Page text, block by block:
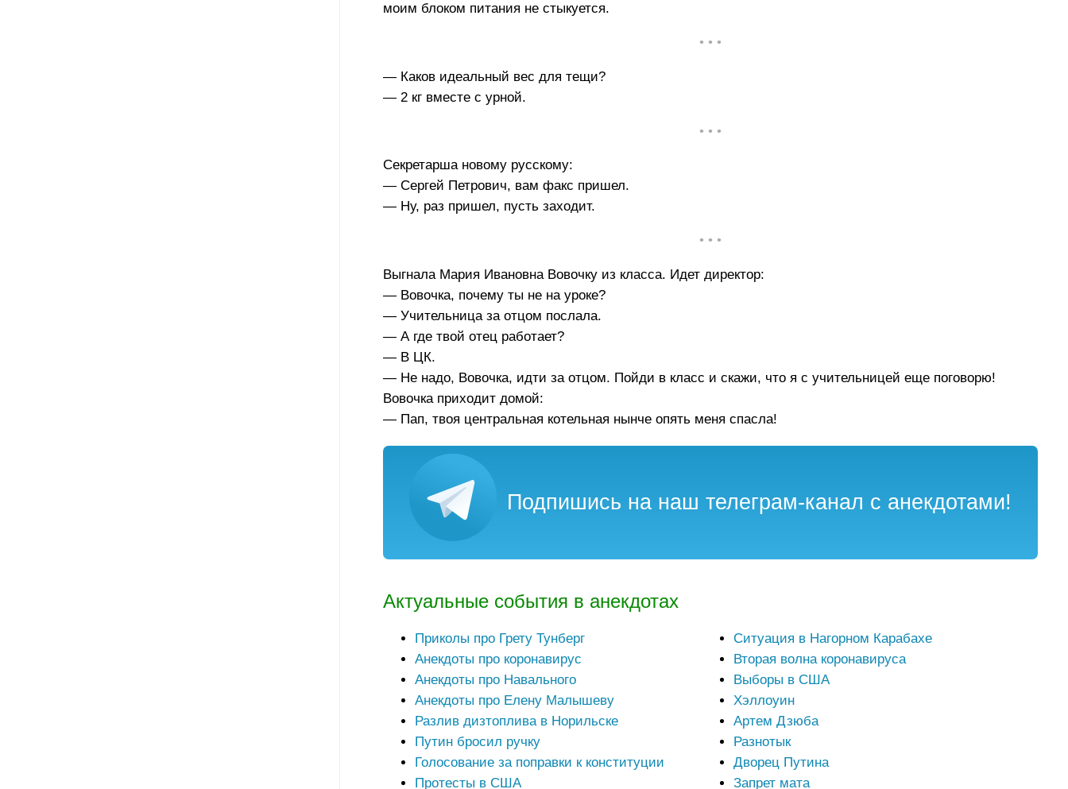
моим блоком питания не стыкуется.
• • •
— Каков идеальный вес для тещи?
— 2 кг вместе с урной.
• • •
Секретарша новому русскому:
— Сергей Петрович, вам факс пришел.
— Ну, раз пришел, пусть заходит.
• • •
Выгнала Мария Ивановна Вовочку из класса. Идет директор:
— Вовочка, почему ты не на уроке?
— Учительница за отцом послала.
— А где твой отец работает?
— В ЦК.
— Не надо, Вовочка, идти за отцом. Пойди в класс и скажи, что я с учительницей еще поговорю!
Вовочка приходит домой:
— Пап, твоя центральная котельная нынче опять меня спасла!
Подпишись на наш телеграм-канал с анекдотами!
Актуальные события в анекдотах
Приколы про Грету Тунберг
Анекдоты про коронавирус
Анекдоты про Навального
Анекдоты про Елену Малышеву
Разлив дизтоплива в Норильске
Путин бросил ручку
Голосование за поправки к конституции
Протесты в США
Ситуация в Нагорном Карабахе
Вторая волна коронавируса
Выборы в США
Хэллоуин
Артем Дзюба
Разнотык
Дворец Путина
Запрет мата